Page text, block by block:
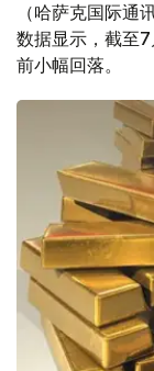
（哈萨克国际
数据显示，截至
前小幅回落。